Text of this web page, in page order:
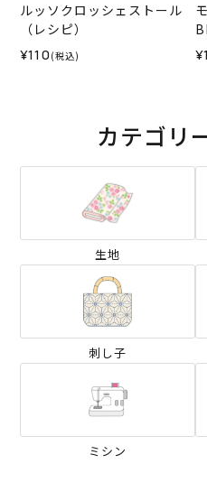
ルッソクロッシェストール
（レシピ）
¥110 (税込)
カテゴリ
生地
刺し子
ミシン